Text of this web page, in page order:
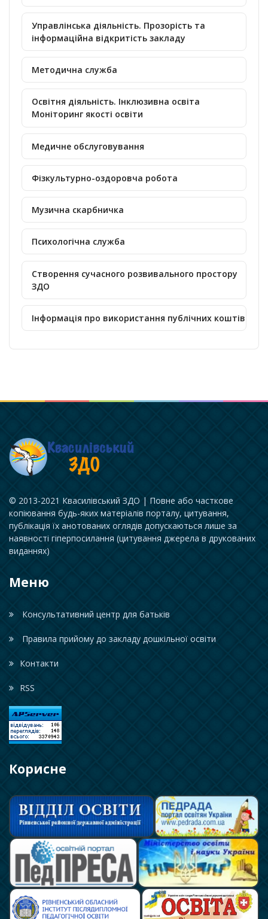
Управлінська діяльність. Прозорість та
інформаційна відкритість закладу
Методична служба
Освітня діяльність. Інклюзивна освіта
Моніторинг якості освіти
Медичне обслуговування
Фізкультурно-оздоровча робота
Музична скарбничка
Психологічна служба
Створення сучасного розвивального простору
ЗДО
Інформація про використання публічних коштів
© 2013-2021 Квасилівський ЗДО | Повне або часткове
копіювання будь-яких матеріалів порталу, цитування,
публікація їх анотованих оглядів допускаються лише за
наявності гіперпосилання (цитування джерела в друкованих
виданнях)
Меню
Консультативний центр для батьків
Правила прийому до закладу дошкільної освіти
Контакти
RSS
Корисне